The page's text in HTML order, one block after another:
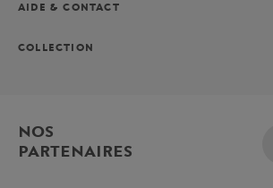
AIDE & CONTACT
COLLECTION
NOS
PARTENAIRES